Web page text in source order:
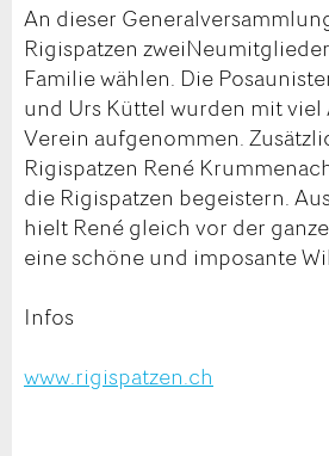
An dieser
Rigispatzen
Familie wählen. Die
und Urs Küttel wurden mit viel
Verein aufgenommen.
Rigispatzen René
die Rigispatzen begeistern.
hielt René gleich vor der
eine schöne und imposante
Infos
www.rigispatzen.ch